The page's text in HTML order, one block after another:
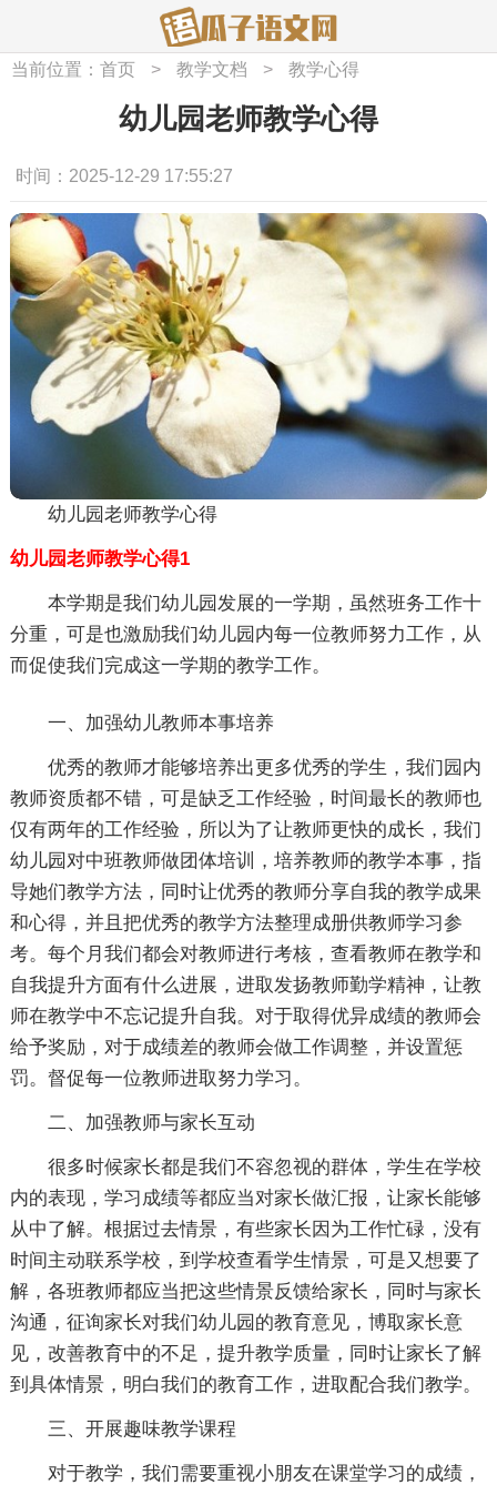
当前位置： 首页 > 教学文档 > 教学心得
幼儿园老师教学心得
时间：2025-12-29 17:55:27
幼儿园老师教学心得
幼儿园老师教学心得1
本学期是我们幼儿园发展的一学期，虽然班务工作十
分重，可是也激励我们幼儿园内每一位教师努力工作，从
而促使我们完成这一学期的教学工作。
一、加强幼儿教师本事培养
优秀的教师才能够培养出更多优秀的学生，我们园内
教师资质都不错，可是缺乏工作经验，时间最长的教师也
仅有两年的工作经验，所以为了让教师更快的成长，我们
幼儿园对中班教师做团体培训，培养教师的教学本事，指
导她们教学方法，同时让优秀的教师分享自我的教学成果
和心得，并且把优秀的教学方法整理成册供教师学习参
考。每个月我们都会对教师进行考核，查看教师在教学和
自我提升方面有什么进展，进取发扬教师勤学精神，让教
师在教学中不忘记提升自我。对于取得优异成绩的教师会
给予奖励，对于成绩差的教师会做工作调整，并设置惩
罚。督促每一位教师进取努力学习。
二、加强教师与家长互动
很多时候家长都是我们不容忽视的群体，学生在学校
内的表现，学习成绩等都应当对家长做汇报，让家长能够
从中了解。根据过去情景，有些家长因为工作忙碌，没有
时间主动联系学校，到学校查看学生情景，可是又想要了
解，各班教师都应当把这些情景反馈给家长，同时与家长
沟通，征询家长对我们幼儿园的教育意见，博取家长意
见，改善教育中的不足，提升教学质量，同时让家长了解
到具体情景，明白我们的教育工作，进取配合我们教学。
三、开展趣味教学课程
对于教学，我们需要重视小朋友在课堂学习的成绩，